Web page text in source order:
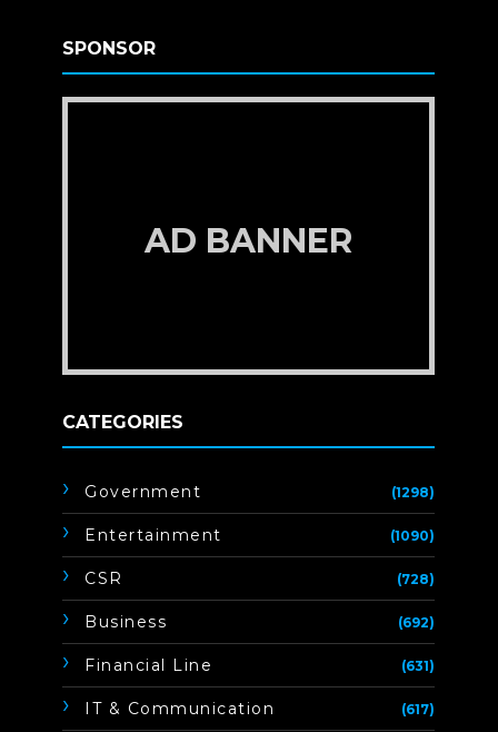
SPONSOR
AD BANNER
CATEGORIES
Government (1298)
Entertainment (1090)
CSR (728)
Business (692)
Financial Line (631)
IT & Communication (617)